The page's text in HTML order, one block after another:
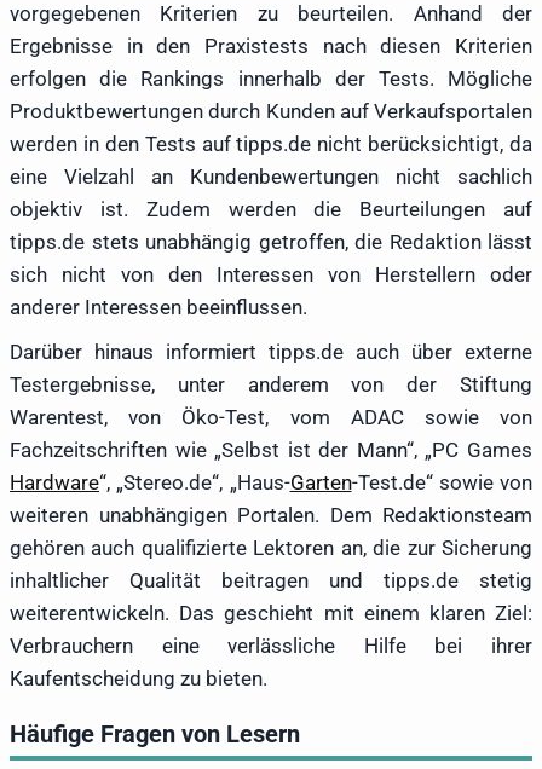
vorgegebenen Kriterien zu beurteilen. Anhand der
Ergebnisse in den Praxistests nach diesen Kriterien
erfolgen die Rankings innerhalb der Tests. Mögliche
Produktbewertungen durch Kunden auf Verkaufsportalen
werden in den Tests auf tipps.de nicht berücksichtigt, da
eine Vielzahl an Kundenbewertungen nicht sachlich
objektiv ist. Zudem werden die Beurteilungen auf
tipps.de stets unabhängig getroffen, die Redaktion lässt
sich nicht von den Interessen von Herstellern oder
anderer Interessen beeinflussen.
Darüber hinaus informiert tipps.de auch über externe
Testergebnisse, unter anderem von der Stiftung
Warentest, von Öko-Test, vom ADAC sowie von
Fachzeitschriften wie „Selbst ist der Mann“, „PC Games
Hardware“, „Stereo.de“, „Haus-Garten-Test.de“ sowie von
weiteren unabhängigen Portalen. Dem Redaktionsteam
gehören auch qualifizierte Lektoren an, die zur Sicherung
inhaltlicher Qualität beitragen und tipps.de stetig
weiterentwickeln. Das geschieht mit einem klaren Ziel:
Verbrauchern eine verlässliche Hilfe bei ihrer
Kaufentscheidung zu bieten.
Häufige Fragen von Lesern